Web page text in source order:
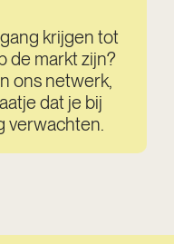
krijgen tot
de markt zijn?
ons netwerk,
dat je bij
verwachten.